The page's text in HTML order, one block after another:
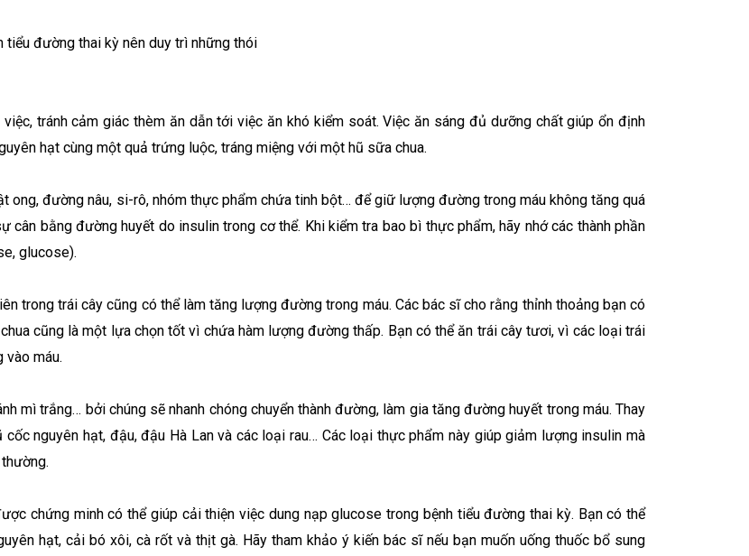
tiểu đường thai kỳ nên duy trì những thói
tránh cảm giác thèm ăn dẫn tới việc ăn khó kiểm soát. Việc ăn sáng đủ dưỡng chất giúp ổn định
hạt cùng một quả trứng luộc, tráng miệng với một hũ sữa chua.
ong, đường nâu, si-rô, nhóm thực phẩm chứa tinh bột… để giữ lượng đường trong máu không tăng quá
cân bằng đường huyết do insulin trong cơ thể. Khi kiểm tra bao bì thực phẩm, hãy nhớ các thành phần
glucose).
trong trái cây cũng có thể làm tăng lượng đường trong máu. Các bác sĩ cho rằng thỉnh thoảng bạn có
cũng là một lựa chọn tốt vì chứa hàm lượng đường thấp. Bạn có thể ăn trái cây tươi, vì các loại trái
máu.
mì trắng… bởi chúng sẽ nhanh chóng chuyển thành đường, làm gia tăng đường huyết trong máu. Thay
nguyên hạt, đậu, đậu Hà Lan và các loại rau… Các loại thực phẩm này giúp giảm lượng insulin mà
chứng minh có thể giúp cải thiện việc dung nạp glucose trong bệnh tiểu đường thai kỳ. Bạn có thể
hạt, cải bó xôi, cà rốt và thịt gà. Hãy tham khảo ý kiến bác sĩ nếu bạn muốn uống thuốc bổ sung